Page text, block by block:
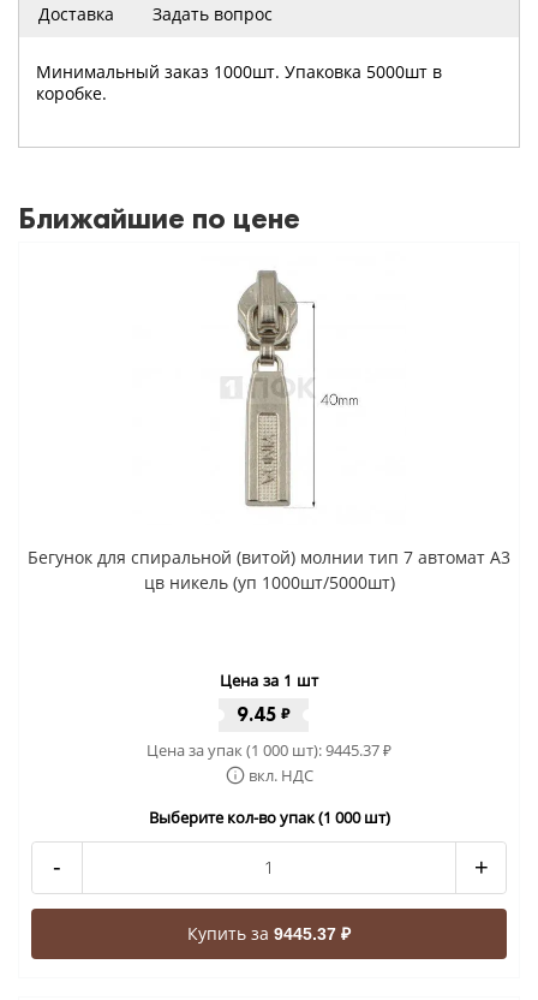
Доставка
Задать вопрос
Минимальный заказ 1000шт. Упаковка 5000шт в
коробке.
Ближайшие по цене
Бегунок для спиральной (витой) молнии тип 7 автомат A3
цв никель (уп 1000шт/5000шт)
Цена за 1 шт
9.45 ₽
Цена за упак (1 000 шт):9445.37₽
вкл. НДС
Выберите кол-во упак (1 000 шт)
- +
Купить за 9445.37 ₽